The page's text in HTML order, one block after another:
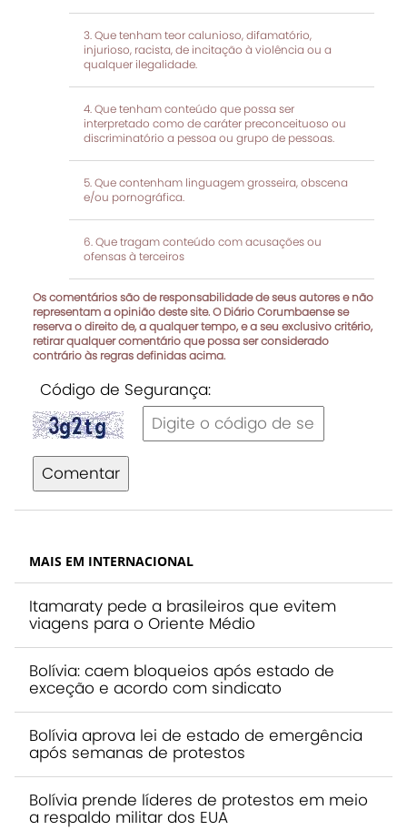
Que tenham teor calunioso, difamatório,
injurioso, racista, de incitação à violência ou a
qualquer ilegalidade.
Que tenham conteúdo que possa ser
interpretado como de caráter preconceituoso ou
discriminatório a pessoa ou grupo de pessoas.
Que contenham linguagem grosseira, obscena
e/ou pornográfica.
Que tragam conteúdo com acusações ou
ofensas à terceiros
Os comentários são de responsabilidade de seus autores e não
representam a opinião deste site. O Diário Corumbaense se
reserva o direito de, a qualquer tempo, e a seu exclusivo critério,
retirar qualquer comentário que possa ser considerado
contrário às regras definidas acima.
Código de Segurança:
Comentar
MAIS EM INTERNACIONAL
Itamaraty pede a brasileiros que evitem
viagens para o Oriente Médio
Bolívia: caem bloqueios após estado de
exceção e acordo com sindicato
Bolívia aprova lei de estado de emergência
após semanas de protestos
Bolívia prende líderes de protestos em meio
a respaldo militar dos EUA